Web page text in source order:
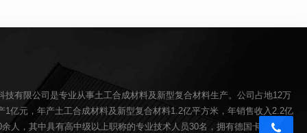
技有限公司是专业从事土工合成材料及新型复合材料生产。公司占地12万
1亿元，年产土工合成材料及新型复合材料1.2亿平方米，年销售收入2.2亿
人，其中具有高中级以上职称的专业技术人员30名，拥有德国卡尔迈耶(